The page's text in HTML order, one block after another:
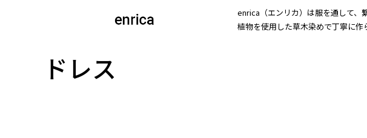
enrica（エンリカ）は服を通して、
植物を使用した草木染めで丁寧に作
ドレス